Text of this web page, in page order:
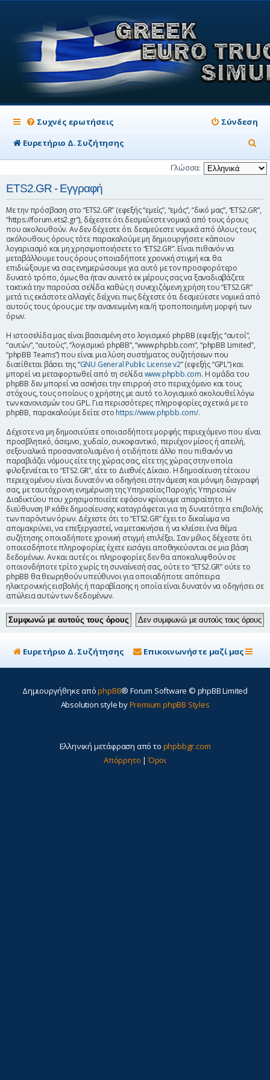
Συχνές ερωτήσεις
Σύνδεση
Ευρετήριο Δ. Συζήτησης
ν
α
ή
Γλώσσα:
ETS2.GR - Εγγραφή
Με την πρόσβαση στο “ETS2.GR” (εφεξής “εμείς”, “εμάς”, “δικό μας”, “ETS2.GR”,
“https://forum.ets2.gr”), δέχεστε ότι δεσμεύεστε νομικά από τους όρους
που ακολουθούν. Αν δεν δέχεστε ότι δεσμεύεστε νομικά από όλους τους
ακόλουθους όρους τότε παρακαλούμε μη δημιουργήσετε κάποιον
λογαριασμό και μη χρησιμοποιήσετε το “ETS2.GR”. Είναι πιθανόν να
μεταβάλλουμε τους όρους οποιαδήποτε χρονική στιγμή και θα
επιδιώξουμε να σας ενημερώσουμε για αυτό με τον προσφορότερο
δυνατό τρόπο, όμως θα ήταν συνετό εκ μέρους σας να ξαναδιαβάζετε
τακτικά την παρούσα σελίδα καθώς η συνεχιζόμενη χρήση του “ETS2.GR”
μετά τις εκάστοτε αλλαγές δείχνει πως δέχεστε ότι δεσμεύεστε νομικά από
αυτούς τους όρους με την ανανεωμένη και/ή τροποποιημένη μορφή των
όρων.
Η ιστοσελίδα μας είναι βασισμένη στο λογισμικό phpBB (εφεξής “αυτοί”,
“αυτών”, “αυτούς”, “λογισμικό phpBB”, “www.phpbb.com”, “phpBB Limited”,
“phpBB Teams”) που είναι μια λύση συστήματος συζητήσεων που
διατίθεται βάσει της “GNU General Public License v2” (εφεξής “GPL”) και
μπορεί να μεταφορτωθεί από τη σελίδαwww.phpbb.com. Η ομάδα του
phpBB δεν μπορεί να ασκήσει την επιρροή στο περιεχόμενο και τους
στόχους, τους οποίους ο χρήστης με αυτό το λογισμικό ακολουθεί λόγω
των κανονισμών του GPL. Για περισσότερες πληροφορίες σχετικά με το
phpBB, παρακαλούμε δείτε στο https://www.phpbb.com/.
Δέχεστε να μη δημοσιεύετε οποιασδήποτε μορφής περιεχόμενο που είναι
προσβλητικό, άσεμνο, χυδαίο, συκοφαντικό, περιέχον μίσος ή απειλή,
σεξουαλικά προσανατολισμένο ή οτιδήποτε άλλο που πιθανόν να
παραβιάζει νόμους είτε της χώρας σας, είτε της χώρας στην οποία
φιλοξενείται το “ETS2.GR”, είτε το Διεθνές Δίκαιο. Η δημοσίευση τέτοιου
περιεχομένου είναι δυνατόν να οδηγήσει στην άμεση και μόνιμη διαγραφή
σας, με ταυτόχρονη ενημέρωση της Υπηρεσίας Παροχής Υπηρεσιών
Διαδικτύου που χρησιμοποιείτε εφόσον κρίνουμε απαραίτητο. Η
διεύθυνση IP κάθε δημοσίευσης καταγράφεται για τη δυνατότητα επιβολής
των παρόντων όρων. Δέχεστε ότι το “ETS2.GR” έχει το δικαίωμα να
απομακρύνει, να επεξεργαστεί, να μετακινήσει ή να κλείσει ένα θέμα
συζήτησης οποιαδήποτε χρονική στιγμή επιλέξει. Σαν μέλος δέχεστε ότι
οποιεσδήποτε πληροφορίες έχετε εισάγει αποθηκεύονται σε μια βάση
δεδομένων. Αν και αυτές οι πληροφορίες δεν θα αποκαλυφθούν σε
οποιονδήποτε τρίτο χωρίς τη συναίνεσή σας, ούτε το “ETS2.GR” ούτε το
phpBB θα θεωρηθούν υπεύθυνοι για οποιαδήποτε απόπειρα
ηλεκτρονικής εισβολής ή παραβίασης η οποία είναι δυνατόν να οδηγήσει σε
απώλεια αυτών των δεδομένων.
Ευρετήριο Δ. Συζήτησης Επικοινωνήστε μαζί μας
Δημιουργήθηκε απόphpBB® Forum Software © phpBB Limited
Absolution style byPremium phpBB Styles
Ελληνική μετάφραση από το phpbbgr.com
Απόρρητο |Όροι